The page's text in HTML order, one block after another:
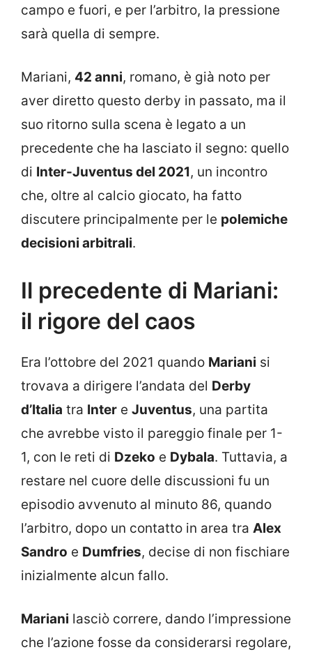
campo e fuori, e per l’arbitro, la pressione
sarà quella di sempre.
Mariani, 42 anni, romano, è già noto per
aver diretto questo derby in passato, ma il
suo ritorno sulla scena è legato a un
precedente che ha lasciato il segno: quello
di Inter-Juventus del 2021, un incontro
che, oltre al calcio giocato, ha fatto
discutere principalmente per le polemiche
decisioni arbitrali.
Il precedente di Mariani:
il rigore del caos
Era l’ottobre del 2021 quando Mariani si
trovava a dirigere l’andata del Derby
d’Italia tra Inter e Juventus, una partita
che avrebbe visto il pareggio finale per 1-
1, con le reti di Dzeko e Dybala. Tuttavia, a
restare nel cuore delle discussioni fu un
episodio avvenuto al minuto 86, quando
l’arbitro, dopo un contatto in area tra Alex
Sandro e Dumfries, decise di non fischiare
inizialmente alcun fallo.
Mariani lasciò correre, dando l’impressione
che l’azione fosse da considerarsi regolare,